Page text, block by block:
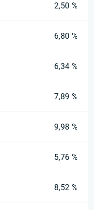
2,50 %
6,80 %
6,34 %
7,89 %
9,98 %
5,76 %
8,52 %